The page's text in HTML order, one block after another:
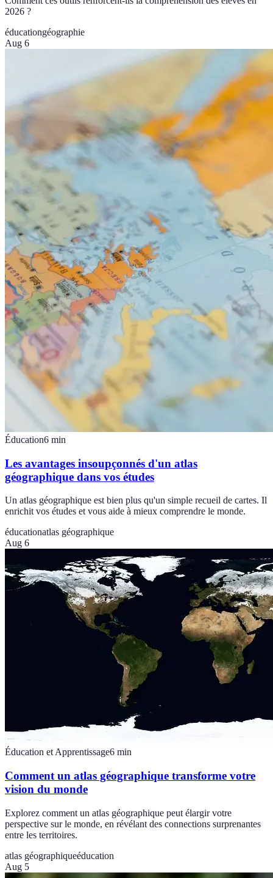
2026 ?
éducationgéographie
Aug 6
Éducation6 min
Les avantages insoupçonnés d'un atlas
géographique dans vos études
Un atlas géographique est bien plus qu'un simple recueil de cartes. Il
enrichit vos études et vous aide à mieux comprendre le monde.
éducationatlas géographique
Aug 6
Éducation et Apprentissage6 min
Comment un atlas géographique transforme votre
vision du monde
Explorez comment un atlas géographique peut élargir votre
perspective sur le monde, en révélant des connections surprenantes
entre les territoires.
atlas géographiqueéducation
Aug 5